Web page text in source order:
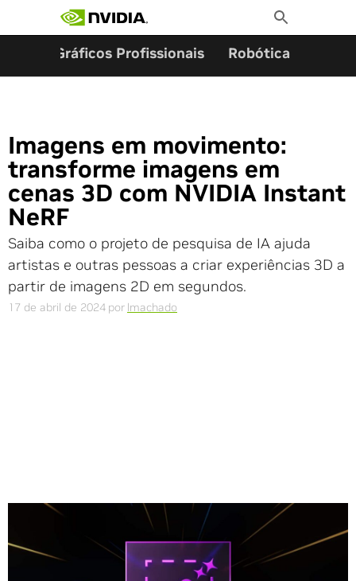
Toggle
Search
Gráficos Profissionais Robótica
Imagens em movimento:
transforme imagens em
cenas 3D com NVIDIA Instant
NeRF
Saiba como o projeto de pesquisa de IA ajuda
artistas e outras pessoas a criar experiências 3D a
partir de imagens 2D em segundos.
17 de abril de 2024 por lmachado